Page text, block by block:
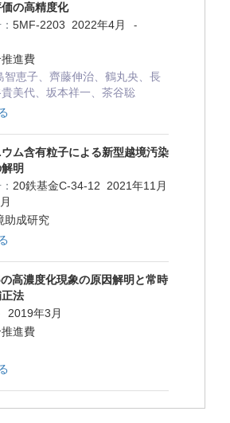
の高精度化
5MF-2203 2022年4月 -
進費
智恵子、齊藤伸治、鶴丸央、長
美代、坂本祥一、茶谷聡
ム含有粒子による新型越境汚染
明
20鉄基金C-34-12 2021年11月
助成研究
高濃度化現象の原因解明と常時
法
2019年3月
進費